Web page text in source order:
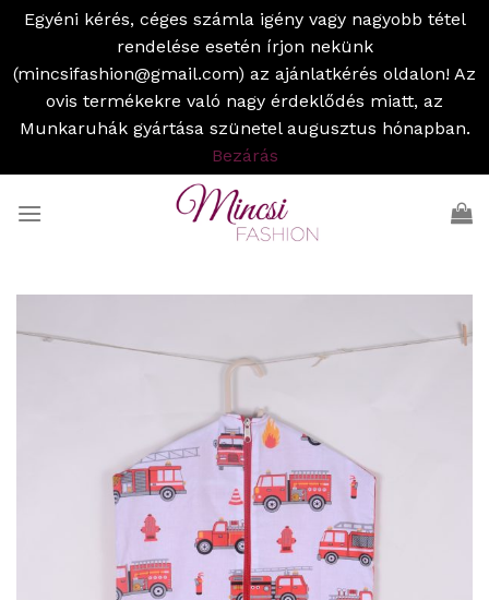
Egyéni kérés, céges számla igény vagy nagyobb tétel
rendelése esetén írjon nekünk
(mincsifashion@gmail.com) az ajánlatkérés oldalon! Az
ovis termékekre való nagy érdeklődés miatt, az
Munkaruhák gyártása szünetel augusztus hónapban.
Bezárás